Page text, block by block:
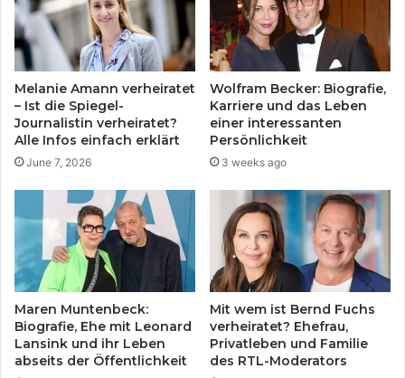
Melanie Amann verheiratet
– Ist die Spiegel-
Journalistin verheiratet?
Alle Infos einfach erklärt
June 7, 2026
Wolfram Becker: Biografie,
Karriere und das Leben
einer interessanten
Persönlichkeit
3 weeks ago
Maren Muntenbeck:
Biografie, Ehe mit Leonard
Lansink und ihr Leben
abseits der Öffentlichkeit
Mit wem ist Bernd Fuchs
verheiratet? Ehefrau,
Privatleben und Familie
des RTL-Moderators